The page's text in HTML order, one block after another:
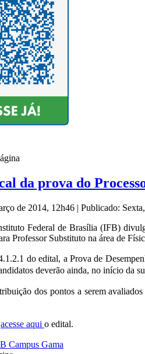
da prova do
de 2014, 12h46 | Publicado:
Federal de Brasília (IFB)
Professor Substituto na área de
do edital, a Prova de
deverão ainda, no início da
dos pontos a serem
acesse aqui o edital.
Campus Gama